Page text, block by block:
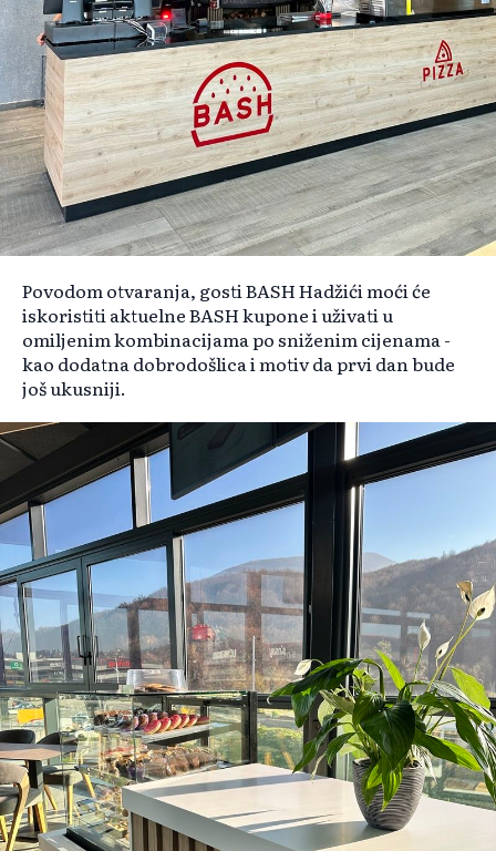
Povodom otvaranja, gosti BASH Hadžići moći će
iskoristiti aktuelne BASH kupone i uživati u
omiljenim kombinacijama po sniženim cijenama -
kao dodatna dobrodošlica i motiv da prvi dan bude
još ukusniji.